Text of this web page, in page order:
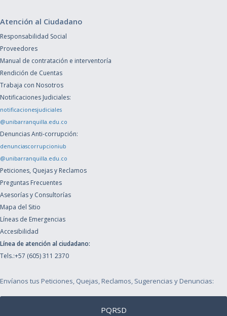
Atención al Ciudadano
Responsabilidad Social
Proveedores
Manual de contratación e interventoría
Rendición de Cuentas
Trabaja con Nosotros
Notificaciones Judiciales:
notificacionesjudiciales
@unibarranquilla.edu.co
Denuncias Anti-corrupción:
denunciascorrupcioniub
@unibarranquilla.edu.co
Peticiones, Quejas y Reclamos
Preguntas Frecuentes
Asesorías y Consultorías
Mapa del Sitio
Líneas de Emergencias
Accesibilidad
Línea de atención al ciudadano:
Tels.:+57 (605) 311 2370
Envíanos tus Peticiones, Quejas, Reclamos, Sugerencias y Denuncias:
PQRSD